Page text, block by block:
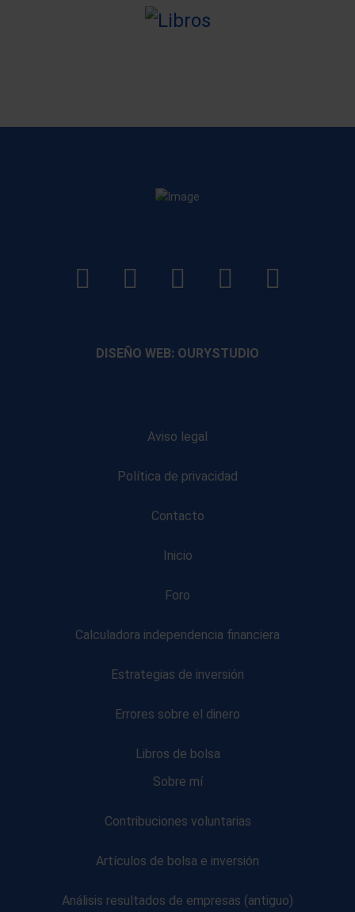
LinkedInInstagramFacebook
YouTube
DISEÑO WEB: OURYSTUDIO
Aviso legal
Política de privacidad
Contacto
Inicio
Foro
Calculadora independencia financiera
Estrategias de inversión
Errores sobre el dinero
Libros de bolsa
Sobre mí
Contribuciones voluntarias
Artículos de bolsa e inversión
Análisis resultados de empresas (antiguo)